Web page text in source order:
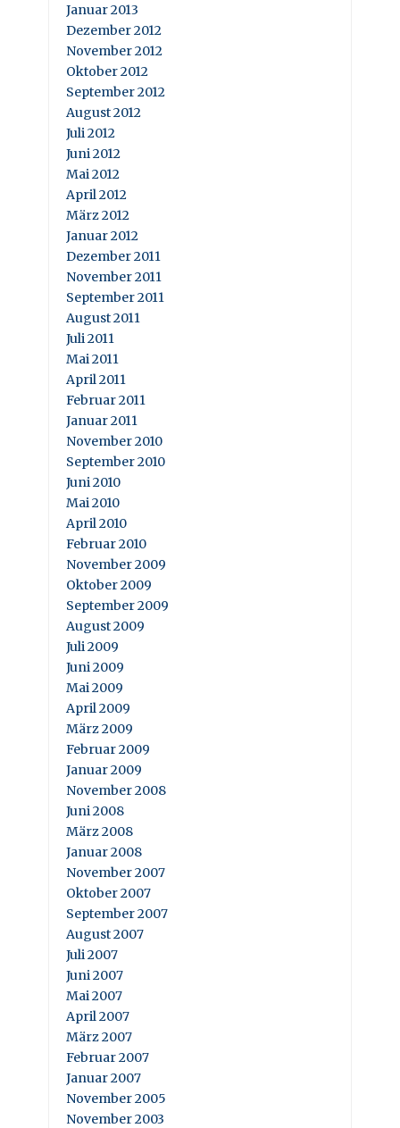
Januar 2013
Dezember 2012
November 2012
Oktober 2012
September 2012
August 2012
Juli 2012
Juni 2012
Mai 2012
April 2012
März 2012
Januar 2012
Dezember 2011
November 2011
September 2011
August 2011
Juli 2011
Mai 2011
April 2011
Februar 2011
Januar 2011
November 2010
September 2010
Juni 2010
Mai 2010
April 2010
Februar 2010
November 2009
Oktober 2009
September 2009
August 2009
Juli 2009
Juni 2009
Mai 2009
April 2009
März 2009
Februar 2009
Januar 2009
November 2008
Juni 2008
März 2008
Januar 2008
November 2007
Oktober 2007
September 2007
August 2007
Juli 2007
Juni 2007
Mai 2007
April 2007
März 2007
Februar 2007
Januar 2007
November 2005
November 2003